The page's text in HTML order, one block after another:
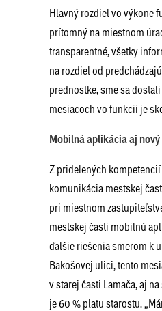
Hlavný rozdiel vo výkone
prítomný na miestnom
transparentné, všetky
na rozdiel od
prednostke, sme sa
mesiacoch vo funkcii je
Mobilná aplikácia aj
Z pridelených
komunikácia mestskej
pri miestnom
mestskej časti mobilnú
ďalšie riešenia smerom k
Bakošovej ulici, tento
v starej časti Lamača, aj
je 60 % platu starostu.